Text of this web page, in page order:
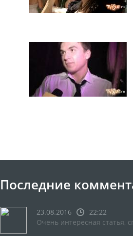
Последние
23.08.2016
22:22
Очень интересная статья,